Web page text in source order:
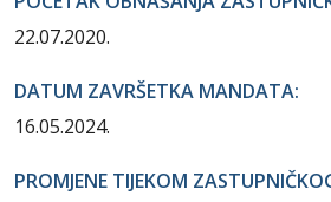
22.07.2020.
DATUM ZAVRŠETKA MANDATA:
16.05.2024.
PROMJENE TIJEKOM